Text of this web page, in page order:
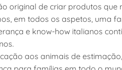
original de criar produtos que
em todos os aspetos, uma
e know-how italianos
aos animais de